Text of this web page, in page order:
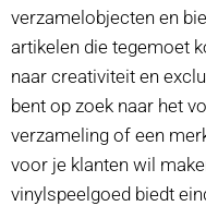
verzamelobjecten en
artikelen die tegemoet
naar creativiteit en
bent op zoek naar het
verzameling of een
voor je klanten wil
vinylspeelgoed biedt